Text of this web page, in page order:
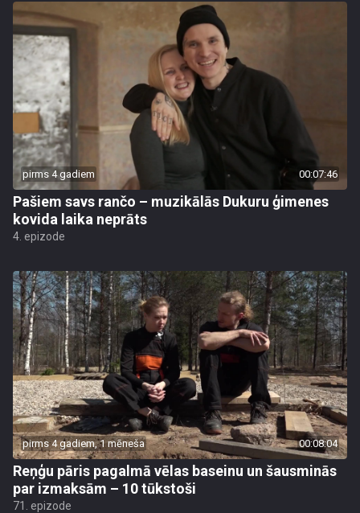
pirms 4 gadiem 00:07:46
Pašiem savs rančo – muzikālās Dukuru ģimenes
kovida laika neprāts
4. epizode
pirms 4 gadiem, 1 mēneša 00:08:04
Reņģu pāris pagalmā vēlas baseinu un šausminās
par izmaksām – 10 tūkstoši
71. epizode